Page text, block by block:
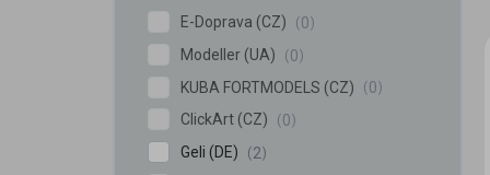
E-Doprava (CZ)
0
Modeller (UA)
0
KUBA FORTMODELS (CZ)
0
ClickArt (CZ)
0
Geli (DE)
2